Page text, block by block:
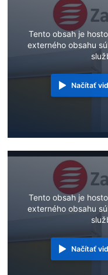
Tento obsah je
externého obsahu
Načítať
Tento obsah je
externého obsahu
Načítať